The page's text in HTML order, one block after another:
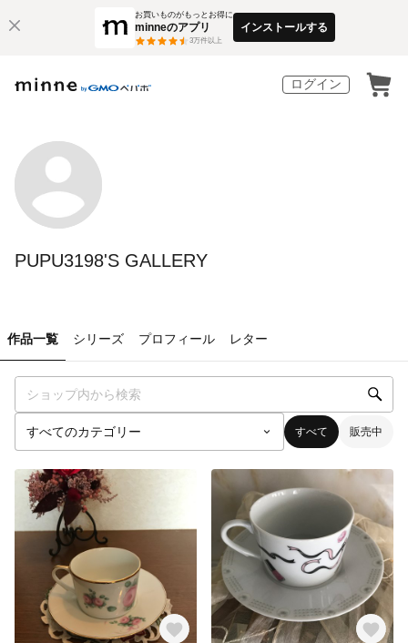
お買いものがもっとお得に
minneのアプリ
3万件以上
インストールする
ログイン
PUPU3198'S GALLERY
作品一覧 シリーズ プロフィール レター
すべて 販売中